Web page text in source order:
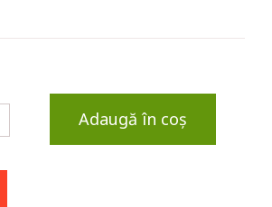
Adaugă în coș